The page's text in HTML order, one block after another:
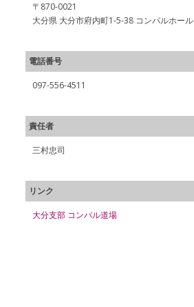
〒870-0021
大分県 大分市府内町1-5-38 コンパルホール
電話番号
097-556-4511
責任者
三村忠司
リンク
大分支部 コンパル道場